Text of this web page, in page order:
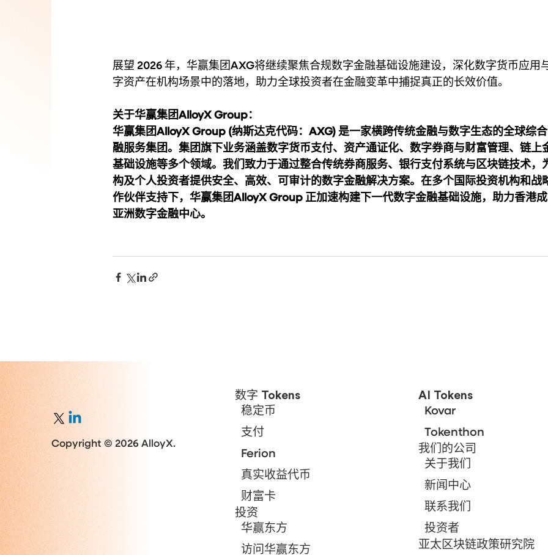
展望 2026 年，华赢集团AXG将继续聚焦合规数字金融基础设施建设，深化数字货币应用
字资产在机构场景中的落地，助力全球投资者在金融变革中捕捉真正的长效价值。
关于华赢集团AlloyX Group：
华赢集团AlloyX Group (纳斯达克代码：AXG) 是一家横跨传统金融与数字生态的全球综
融服务集团。集团旗下业务涵盖数字货币支付、资产通证化、数字券商与财富管理、链上
基础设施等多个领域。我们致力于通过整合传统券商服务、银行支付系统与区块链技术，
构及个人投资者提供安全、高效、可审计的数字金融解决方案。在多个国际投资机构和战
作伙伴支持下，华赢集团AlloyX Group 正加速构建下一代数字金融基础设施，助力香港
亚洲数字金融中心。
Copyright © 2026 AlloyX.
数字 Tokens
稳定币
支付
Ferion
真实收益代币
财富卡
投资
华赢东方
访问华赢东方
AI Tokens
Kovar
Tokenthon
我们的公司
关于我们
新闻中心
联系我们
投资者
亚太区块链政策研究院